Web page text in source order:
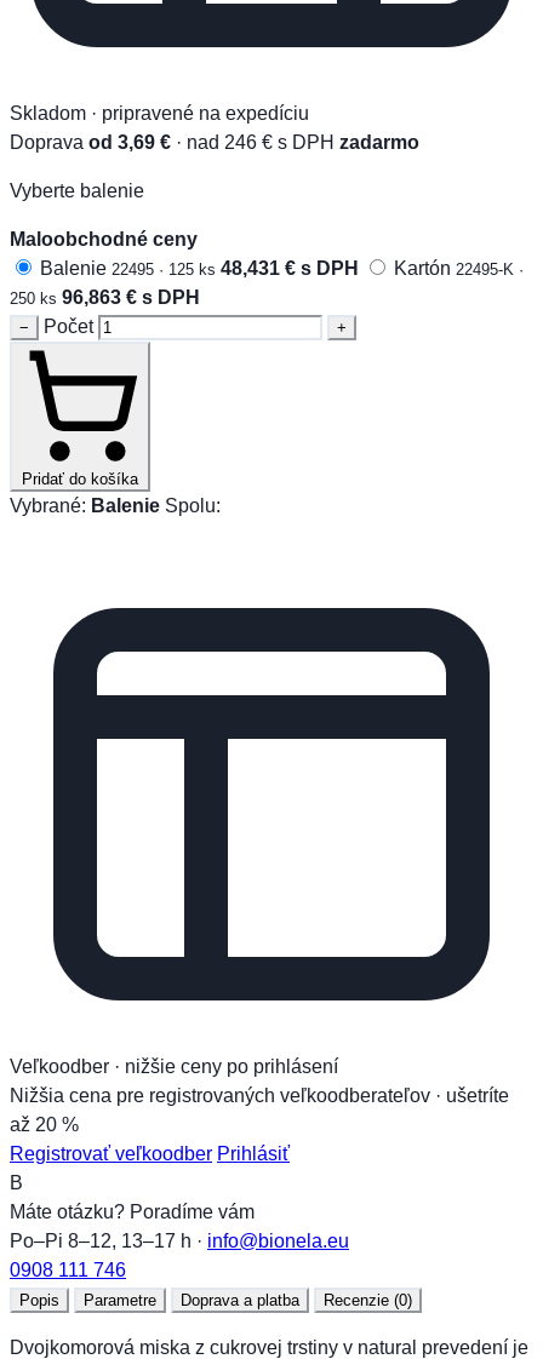
Skladom · pripravené na expedíciu
Doprava od 3,69 € · nad 246 € s DPH zadarmo
Vyberte balenie
Maloobchodné ceny
Balenie 22495 · 125 ks 48,431 € s DPH Kartón 22495-K ·
250 ks 96,863 € s DPH
− Počet +
Pridať do košíka
Vybrané: Balenie Spolu:
Veľkoodber · nižšie ceny po prihlásení
Nižšia cena pre registrovaných veľkoodberateľov · ušetríte
až 20 %
Registrovať veľkoodber Prihlásiť
B
Máte otázku? Poradíme vám
Po–Pi 8–12, 13–17 h · info@bionela.eu
0908 111 746
Popis Parametre Doprava a platba Recenzie (0)
Dvojkomorová miska z cukrovej trstiny v natural prevedení je